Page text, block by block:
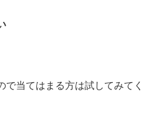
で当てはまる方は試してみてく